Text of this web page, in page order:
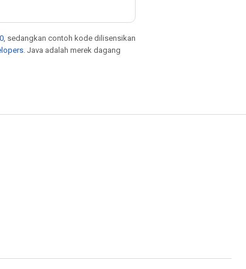
, sedangkan contoh kode dilisensikan
. Java adalah merek dagang